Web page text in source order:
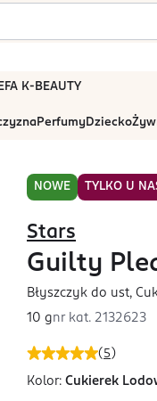
K-BEAUTY
PerfumyDziecko
NOWE TYLKO U
( 5 )
Stars
Guilty
Błyszczyk do ust,
10 gnr kat. 2132623
Kolor: Cukierek